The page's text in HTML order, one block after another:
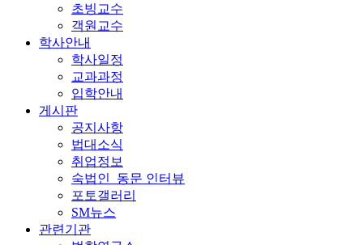
초빙교수
객원교수
학사안내
학사일정
교과과정
입학안내
게시판
공지사항
법대소식
취업정보
숙법인_동문 인터뷰
포토갤러리
SM뉴스
관련기관